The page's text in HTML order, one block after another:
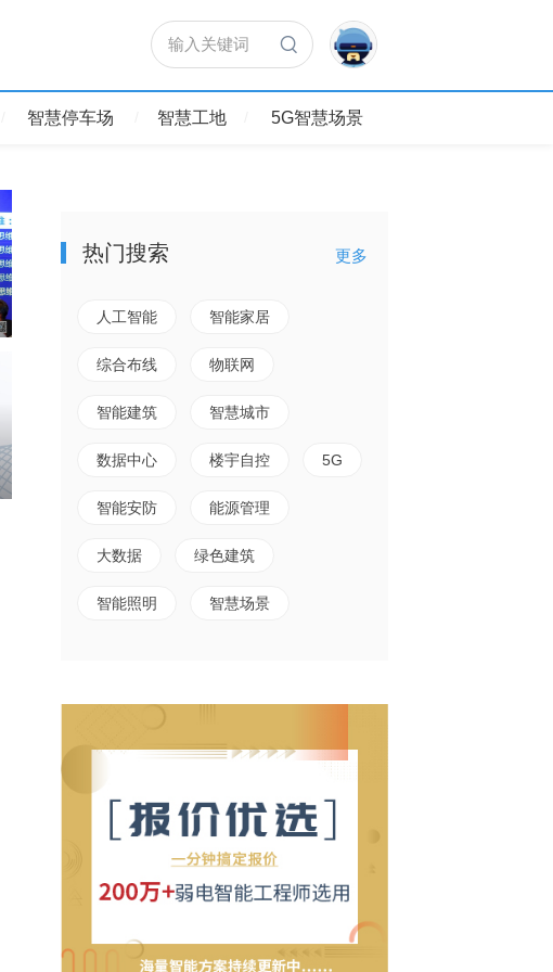
输入关键词
智慧停车场 智慧工地 5G智慧场景
间——2019年第二十届
圆满收官！
热门搜索 更多
人工智能 智能家居
综合布线 物联网
智能建筑 智慧城市
数据中心 楼宇自控 5G
智能安防 能源管理
大数据 绿色建筑
智能照明 智慧场景